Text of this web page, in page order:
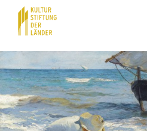
Hauptnavigation